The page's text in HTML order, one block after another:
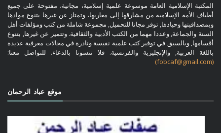
المكتبة الإسلامية العامة موسوعة علمية إسلامية، مجانية، مفتوحة على جميع
أطياف الأمة الإسلامية من مشارقها إلى مغاربها، وتمتاز عن غيرها بتنوع موادها
وبمصداقيتها وحيادها, توفر مجانا للتحميل, مجموعة شاملة من كتب ومؤلفات أهل
السنة والجماعة, وعددا مهما من الكتب الأدبية والثقافية. وتتميز عن غيرها, بتنوع
أقسامها, وبالسبق في توفير كتب علمية نفيسة ونادرة في مجالات معرفية عديدة
باللغة العربية, والإنجليزية والفرنسية. فلا تنسونا بالدعاء. للتواصل معنا:
(fobcaf@gmail.com)
موقع عباد الرحمان